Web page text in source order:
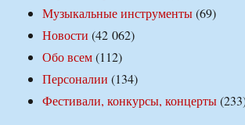
Музыкальные инструменты(69)
Новости (42 062)
Обо всем(112)
Персоналии (134)
Фестивали, конкурсы, концерты